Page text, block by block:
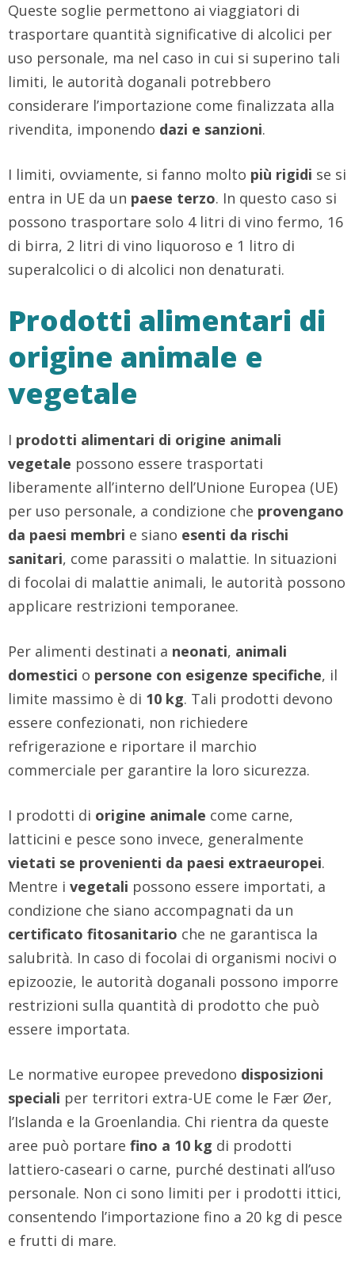
Queste soglie permettono ai viaggiatori di
trasportare quantità significative di alcolici per
uso personale, ma nel caso in cui si superino tali
limiti, le autorità doganali potrebbero
considerare l’importazione come finalizzata alla
rivendita, imponendo dazi e sanzioni.
I limiti, ovviamente, si fanno molto più rigidi se si
entra in UE da un paese terzo. In questo caso si
possono trasportare solo 4 litri di vino fermo, 16
di birra, 2 litri di vino liquoroso e 1 litro di
superalcolici o di alcolici non denaturati.
Prodotti alimentari di
origine animale e
vegetale
I prodotti alimentari di origine animali
vegetale possono essere trasportati
liberamente all’interno dell’Unione Europea (UE)
per uso personale, a condizione che provengano
da paesi membri e siano esenti da rischi
sanitari, come parassiti o malattie. In situazioni
di focolai di malattie animali, le autorità possono
applicare restrizioni temporanee.
Per alimenti destinati a neonati, animali
domestici o persone con esigenze specifiche, il
limite massimo è di 10 kg. Tali prodotti devono
essere confezionati, non richiedere
refrigerazione e riportare il marchio
commerciale per garantire la loro sicurezza.
I prodotti di origine animale come carne,
latticini e pesce sono invece, generalmente
vietati se provenienti da paesi extraeuropei.
Mentre i vegetali possono essere importati, a
condizione che siano accompagnati da un
certificato fitosanitario che ne garantisca la
salubrità. In caso di focolai di organismi nocivi o
epizoozie, le autorità doganali possono imporre
restrizioni sulla quantità di prodotto che può
essere importata.
Le normative europee prevedono disposizioni
speciali per territori extra-UE come le Fær Øer,
l’Islanda e la Groenlandia. Chi rientra da queste
aree può portare fino a 10 kg di prodotti
lattiero-caseari o carne, purché destinati all’uso
personale. Non ci sono limiti per i prodotti ittici,
consentendo l’importazione fino a 20 kg di pesce
e frutti di mare.